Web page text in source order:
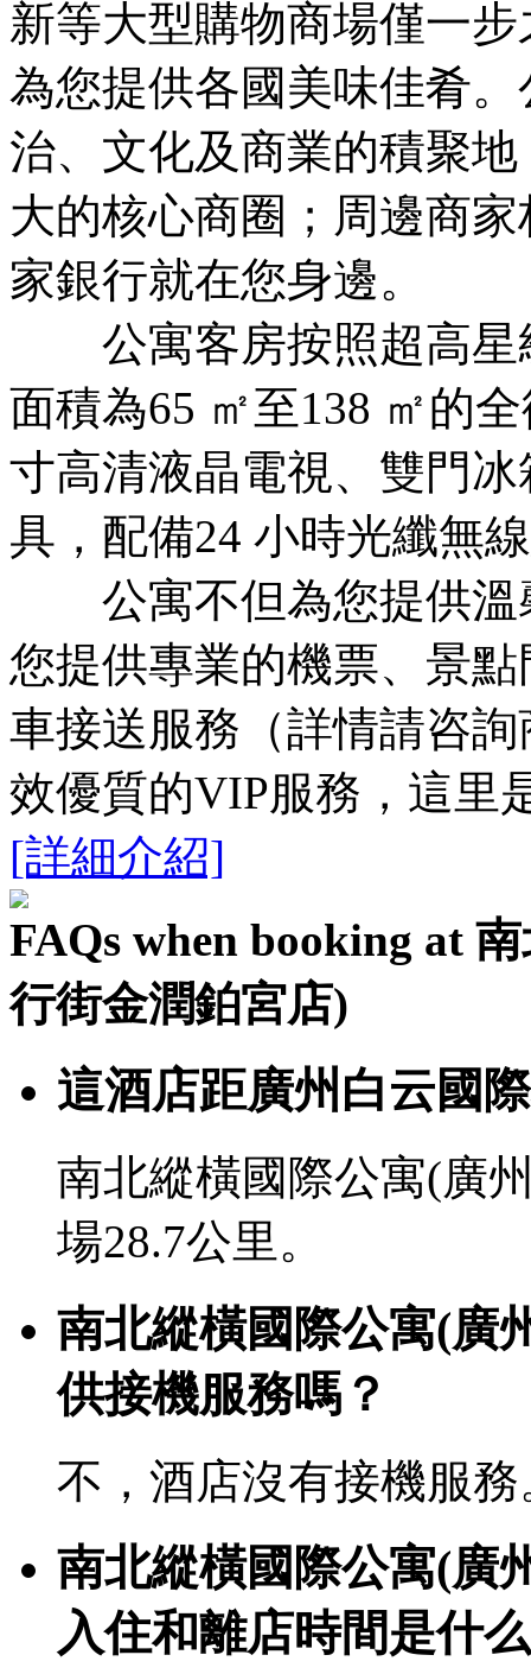
新等大型購物商場僅一
為您提供各國美味佳肴
治、文化及商業的積聚
大的核心商圈；周邊商
家銀行就在您身邊。
公寓客房按照超高星
面積為65 ㎡至138 ㎡的
寸高清液晶電視、雙門
具，配備24 小時光纖無
公寓不但為您提供溫
您提供專業的機票、景
車接送服務（詳情請咨
效優質的VIP服務，這里
[詳細介紹]
FAQs when booking at
行街金潤鉑宮店)
這酒店距廣州白云國
南北縱橫國際公寓(廣
場28.7公里。
南北縱橫國際公寓(廣
供接機服務嗎？
不，酒店沒有接機服務
南北縱橫國際公寓(廣
入住和離店時間是什